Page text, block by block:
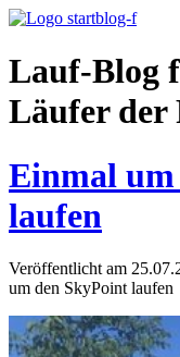
Lauf-Blog
Läufer der
Einmal
laufen
Veröffentlicht am
um den SkyPoint laufen